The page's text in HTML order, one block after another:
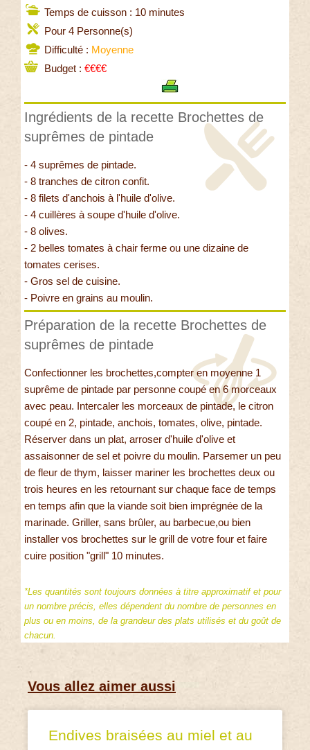
Temps de cuisson : 10 minutes
Pour 4 Personne(s)
Difficulté : Moyenne
Budget : €€€€
Ingrédients de la recette Brochettes de
suprêmes de pintade
- 4 suprêmes de pintade.
- 8 tranches de citron confit.
- 8 filets d'anchois à l'huile d'olive.
- 4 cuillères à soupe d'huile d'olive.
- 8 olives.
- 2 belles tomates à chair ferme ou une dizaine de
tomates cerises.
- Gros sel de cuisine.
- Poivre en grains au moulin.
Préparation de la recette Brochettes de
suprêmes de pintade
Confectionner les brochettes,compter en moyenne 1
suprême de pintade par personne coupé en 6 morceaux
avec peau. Intercaler les morceaux de pintade, le citron
coupé en 2, pintade, anchois, tomates, olive, pintade.
Réserver dans un plat, arroser d'huile d'olive et
assaisonner de sel et poivre du moulin. Parsemer un peu
de fleur de thym, laisser mariner les brochettes deux ou
trois heures en les retournant sur chaque face de temps
en temps afin que la viande soit bien imprégnée de la
marinade. Griller, sans brûler, au barbecue,ou bien
installer vos brochettes sur le grill de votre four et faire
cuire position "grill" 10 minutes.
*Les quantités sont toujours données à titre approximatif et pour
un nombre précis, elles dépendent du nombre de personnes en
plus ou en moins, de la grandeur des plats utilisés et du goût de
chacun.
Vous allez aimer aussi
Endives braisées au miel et au